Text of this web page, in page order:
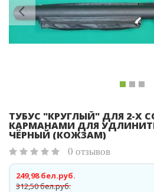
ТУБУС "КРУГЛЫЙ" ДЛЯ 2-Х
КАРМАНАМИ ДЛЯ
ЧЁРНЫЙ (КОЖЗАМ)
0 отзывов
312,50 бел.руб.
249,98 бел.руб.